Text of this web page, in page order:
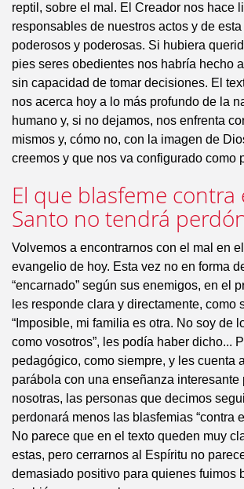
reptil, sobre el mal. El Creador nos hace
responsables de nuestros actos y de
poderosos y poderosas. Si hubiera
pies seres obedientes nos habría hecho
sin capacidad de tomar decisiones. El
nos acerca hoy a lo más profundo de la
humano y, si no dejamos, nos enfrenta
mismos y, cómo no, con la imagen de
creemos y que nos va configurado como
El que blasfeme contra
Santo no tendrá
Volvemos a encontrarnos con el mal en
evangelio de hoy. Esta vez no en forma
“encarnado” según sus enemigos, en el
les responde clara y directamente, como
“Imposible, mi familia es otra. No soy de
como vosotros”, les podía haber dicho...
pedagógico, como siempre, y les cuenta
parábola con una enseñanza interesante
nosotras, las personas que decimos
perdonará menos las blasfemias “contra
No parece que en el texto queden muy
estas, pero cerrarnos al Espíritu no
demasiado positivo para quienes fuimos